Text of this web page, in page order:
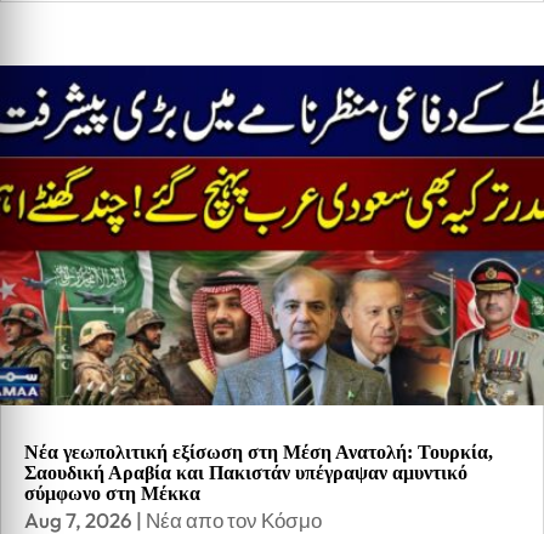
Νέα γεωπολιτική εξίσωση στη Μέση Ανατολή: Τουρκία,
Σαουδική Αραβία και Πακιστάν υπέγραψαν αμυντικό
σύμφωνο στη Μέκκα
Aug 7, 2026 | Νέα απο τον Κόσμο